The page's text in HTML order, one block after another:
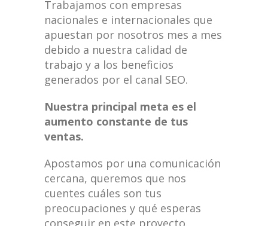
Trabajamos con empresas
nacionales e internacionales que
apuestan por nosotros mes a mes
debido a nuestra calidad de
trabajo y a los beneficios
generados por el canal SEO.
Nuestra principal meta es el
aumento constante de tus
ventas.
Apostamos por una comunicación
cercana, queremos que nos
cuentes cuáles son tus
preocupaciones y qué esperas
conseguir en este proyecto.